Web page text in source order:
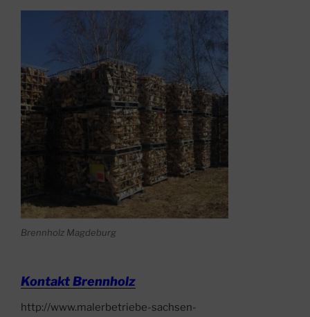
Brennholz Magdeburg
Kontakt Brennholz
http://www.malerbetriebe-sachsen-